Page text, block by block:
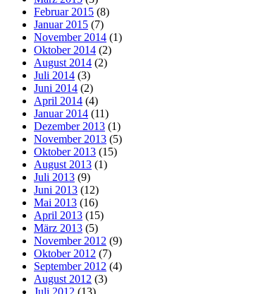
Februar 2015 (8)
Januar 2015 (7)
November 2014 (1)
Oktober 2014 (2)
August 2014 (2)
Juli 2014 (3)
Juni 2014 (2)
April 2014 (4)
Januar 2014 (11)
Dezember 2013 (1)
November 2013 (5)
Oktober 2013 (15)
August 2013 (1)
Juli 2013 (9)
Juni 2013 (12)
Mai 2013 (16)
April 2013 (15)
März 2013 (5)
November 2012 (9)
Oktober 2012 (7)
September 2012 (4)
August 2012 (3)